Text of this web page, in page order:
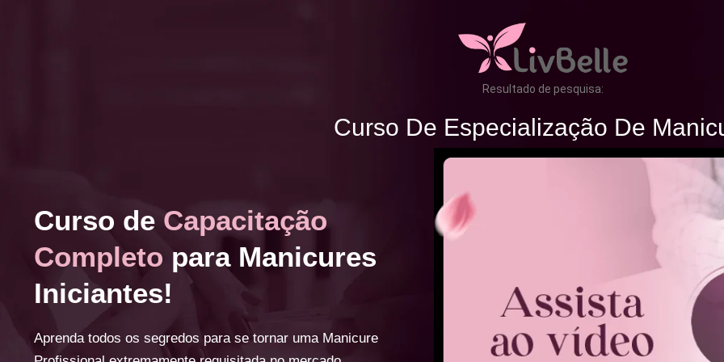
Resultado de pesquisa:
Curso De Especialização De
Curso de Capacitação
Completo para Manicures
Iniciantes!
Aprenda todos os segredos para se tornar uma Manicure